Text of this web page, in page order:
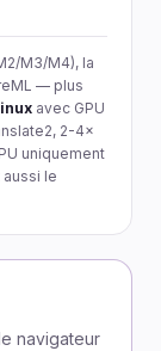
M3/M4), la
— plus
avec GPU
2-4×
uniquement
aussi le
navigateur